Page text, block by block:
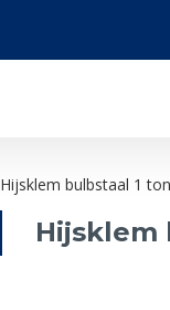
Hijsklem bulbstaal 1 ton
Hijsklem